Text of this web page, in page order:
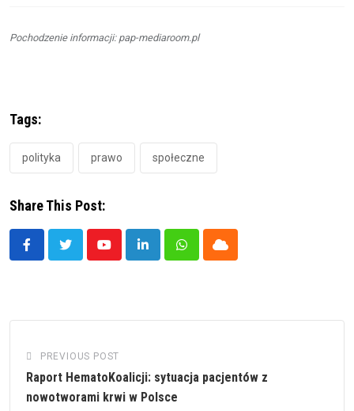
Pochodzenie informacji: pap-mediaroom.pl
Tags:
polityka prawo społeczne
Share This Post:
YoutubeLinkedInWhatsappCloud
PREVIOUS POST
Raport HematoKoalicji: sytuacja pacjentów z
nowotworami krwi w Polsce